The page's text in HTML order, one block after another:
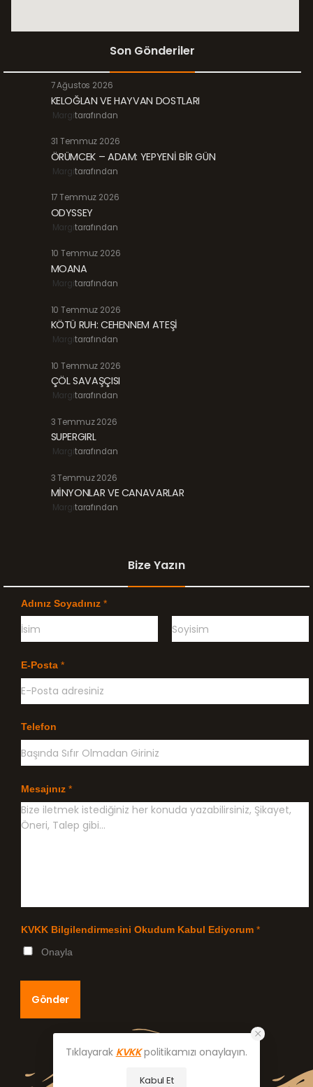
Son Gönderiler
7 Ağustos 2026
KELOĞLAN VE HAYVAN DOSTLARI
Margitarafından
31 Temmuz 2026
ÖRÜMCEK – ADAM: YEPYENİ BİR GÜN
Margitarafından
17 Temmuz 2026
ODYSSEY
Margitarafından
10 Temmuz 2026
MOANA
Margitarafından
10 Temmuz 2026
KÖTÜ RUH: CEHENNEM ATEŞİ
Margitarafından
10 Temmuz 2026
ÇÖL SAVAŞÇISI
Margitarafından
3 Temmuz 2026
SUPERGIRL
Margitarafından
3 Temmuz 2026
MİNYONLAR VE CANAVARLAR
Margitarafından
Bize Yazın
Adınız Soyadınız *
c
e
i
l
e
E-Posta *
Telefon
Mesajınız *
KVKK Bilgilendirmesini Okudum Kabul Ediyorum *
Onayla
Gönder
Tıklayarak KVKKpolitikamızı onaylayın.
Kabul Et